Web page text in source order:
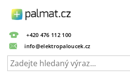
+420 476 112 100
info@elektropaloucek.cz